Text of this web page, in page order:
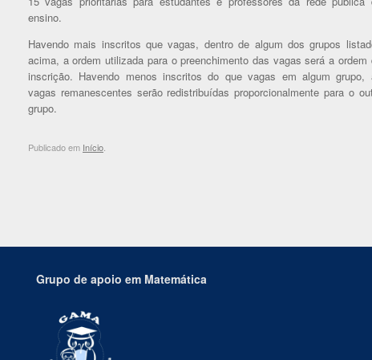
ensino.
Havendo mais inscritos que vagas, dentro de algum dos grupos
acima, a ordem utilizada para o preenchimento das vagas será a ordem
inscrição. Havendo menos inscritos do que vagas em algum grupo,
vagas remanescentes serão redistribuídas proporcionalmente para o
grupo.
Publicado em Início
Grupo de apoio em Matemática